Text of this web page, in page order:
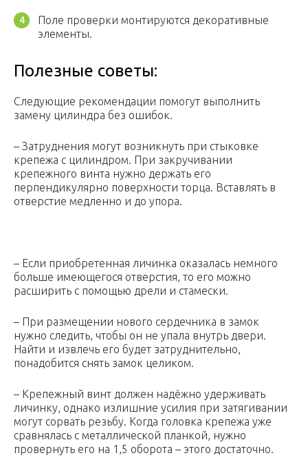
Поле проверки монтируются декоративные
элементы.
Полезные советы:
Следующие рекомендации помогут выполнить
замену цилиндра без ошибок.
– Затруднения могут возникнуть при стыковке
крепежа с цилиндром. При закручивании
крепежного винта нужно держать его
перпендикулярно поверхности торца. Вставлять в
отверстие медленно и до упора.
– Если приобретенная личинка оказалась немного
больше имеющегося отверстия, то его можно
расширить с помощью дрели и стамески.
– При размещении нового сердечника в замок
нужно следить, чтобы он не упала внутрь двери.
Найти и извлечь его будет затруднительно,
понадобится снять замок целиком.
– Крепежный винт должен надёжно удерживать
личинку, однако излишние усилия при затягивании
могут сорвать резьбу. Когда головка крепежа уже
сравнялась с металлической планкой, нужно
провернуть его на 1,5 оборота – этого достаточно.